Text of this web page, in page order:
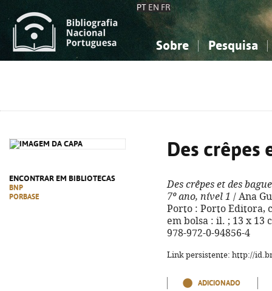
PT EN FR
Sobre Pesquisa
ENCONTRAR EM BIBLIOTECAS
BNP
PORBASE
Des crêpes
Des crêpes et des
7º ano, nível 1 / Ana
Porto : Porto Editora,
em bolsa : il. ; 13 x 13
978-972-0-94856-4
Link persistente: http://
ADICIONADO